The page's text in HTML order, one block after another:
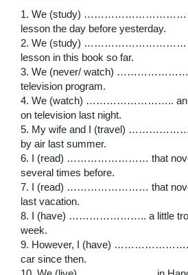
1. We (study)
lesson the day before yesterday.
2. We (study)
lesson in this book so far.
3. We (never/ watch)
television program.
4. We (watch) …………………….. an
on television last night.
5. My wife and I (travel)
by air last summer.
6. I (read) …………………… that novel
several times before.
7. I (read) …………………… that novel
last vacation.
8. I (have) ………………….. a little
week.
9. However, I (have) …………………..
car since then.